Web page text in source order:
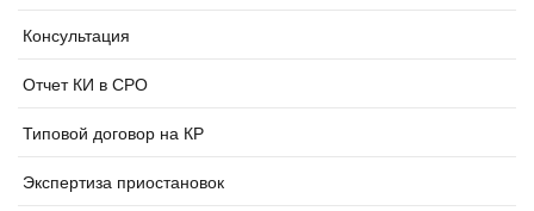
Консультация
Отчет КИ в СРО
Типовой договор на КР
Экспертиза приостановок